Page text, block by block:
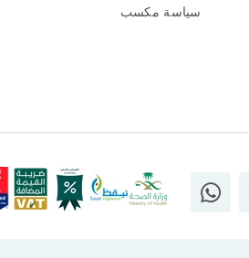
سياسة مكسب